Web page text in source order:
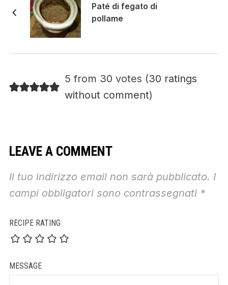
Paté di fegato di
pollame
5 from 30 votes (30 ratings
without comment)
LEAVE A COMMENT
Il tuo indirizzo email non sarà pubblicato. I
campi obbligatori sono contrassegnati *
RECIPE RATING
MESSAGE